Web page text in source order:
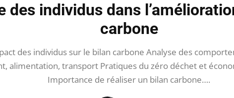
des individus dans
carbone
des individus sur le bilan carbone Analyse des
alimentation, transport Pratiques du zéro déchet et
Importance de réaliser un bilan carbone….